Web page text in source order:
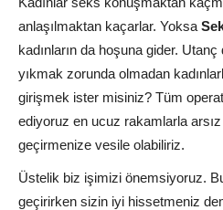
anlaşılmaktan kaçarlar. Yoksa
kadınların da hoşuna gider. Utanç
yıkmak zorunda olmadan
girişmek ister misiniz? Tüm
ediyoruz en ucuz rakamlarla
geçirmenize vesile olabiliriz.
Üstelik biz işimizi önemsiyoruz.
geçirirken sizin iyi hissetmeniz